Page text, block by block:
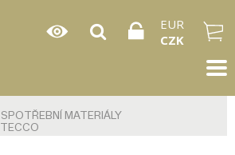
EUR
CZK
SPOTŘEBNÍ MATERIÁLY
TECCO